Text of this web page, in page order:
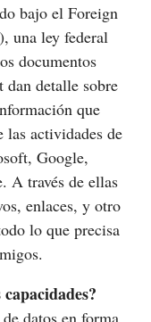
bajo el Foreign
una ley federal
documentos
dan detalle sobre
que
las actividades de
Google,
A través de ellas
enlaces, y otro
lo que precisa
datos en forma